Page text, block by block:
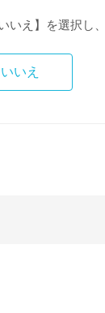
いえ】を選択し
いいえ